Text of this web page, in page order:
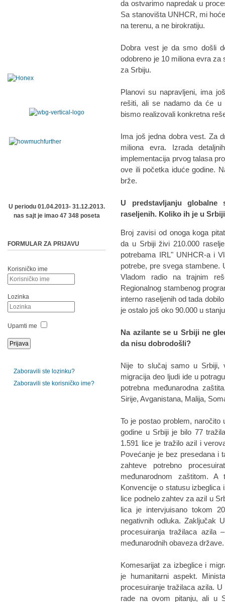
da ostvarimo napredak u
Sa stanovišta UNHCR, mi
na terenu, a ne birokratiju.
Dobra vest je da smo došli
odobreno je 10 miliona evra
za Srbiju.
Planovi su napravljeni, ima
rešiti, ali se nadamo da će u
bismo realizovali konkretna
Ima još jedna dobra vest. Za
miliona evra. Izrada
implementacija prvog talasa
ove ili početka iduće godine.
brže.
U predstavljanju
raseljenih. Koliko ih je u
Broj zavisi od onoga koga
da u Srbiji živi 210.000
potrebama IRL" UNHCR-a i
potrebe, pre svega stambene.
Vladom radio na trajnim
Regionalnog stambenog
interno raseljenih od tada
je ostalo još oko 90.000 u
Na azilante se u Srbiji ne
da nisu dobrodošli?
Nije to slučaj samo u Srbiji,
migracija deo ljudi ide u
potrebna međunarodna
Sirije, Avganistana, Malija,
To je postao problem, naročito
godine u Srbiji je bilo 77
1.591 lice je tražilo azil i
Povećanje je bez presedana i
zahteve potrebno
međunarodnom zaštitom.
Konvencije o statusu izbeglica
lice podnelo zahtev za azil u
lica je intervjuisano tokom
negativnih odluka. Zaključak
procesuiranja tražilaca
međunarodnih obaveza države.
Komesarijat za izbeglice i
je humanitarni aspekt.
procesuiranje tražilaca azila.
rade na ovom pitanju, ali u
U periodu 01.04.2013- 31.12.2013.
nas sajt je imao 47 348 poseta
FORMULAR ZA PRIJAVU
Korisničko ime
Lozinka
Upamti me
Zaboravili ste lozinku?
Zaboravili ste korisničko ime?